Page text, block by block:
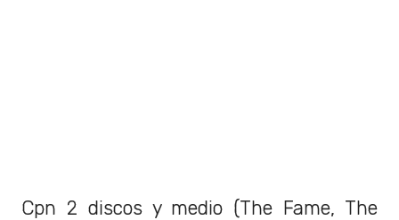
Cpn 2 discos y medio (The Fame, The